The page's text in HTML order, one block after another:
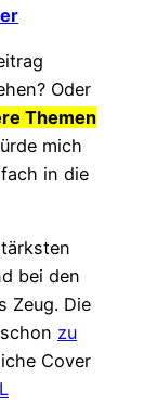
Oder
Themen
mich
in die
bei den
Zeug. Die
zu
Cover